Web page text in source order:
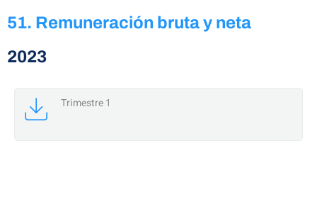
51. Remuneración bruta y neta
2023
Trimestre 1